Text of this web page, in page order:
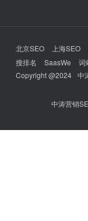
北京SEO 上海SEO
搜排名
SaasWe 词
Copyright @2024 中
中涛营销